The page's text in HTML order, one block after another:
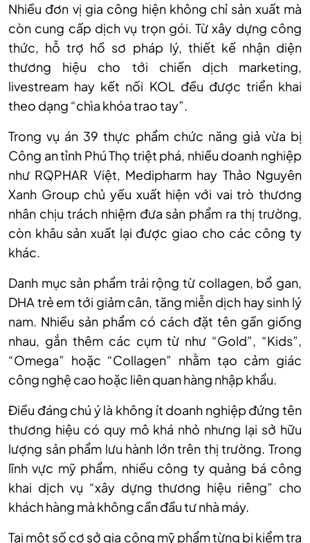
Nhiều đơn vị gia công hiện không chỉ sản xuất mà
còn cung cấp dịch vụ trọn gói. Từ xây dựng công
thức, hỗ trợ hồ sơ pháp lý, thiết kế nhận diện
thương hiệu cho tới chiến dịch marketing,
livestream hay kết nối KOL đều được triển khai
theo dạng “chìa khóa trao tay”.
Trong vụ án 39 thực phẩm chức năng giả vừa bị
Công an tỉnh Phú Thọ triệt phá, nhiều doanh nghiệp
như RQPHAR Việt, Medipharm hay Thảo Nguyên
Xanh Group chủ yếu xuất hiện với vai trò thương
nhân chịu trách nhiệm đưa sản phẩm ra thị trường,
còn khâu sản xuất lại được giao cho các công ty
khác.
Danh mục sản phẩm trải rộng từ collagen, bổ gan,
DHA trẻ em tới giảm cân, tăng miễn dịch hay sinh lý
nam. Nhiều sản phẩm có cách đặt tên gần giống
nhau, gắn thêm các cụm từ như “Gold”, “Kids”,
“Omega” hoặc “Collagen” nhằm tạo cảm giác
công nghệ cao hoặc liên quan hàng nhập khẩu.
Điều đáng chú ý là không ít doanh nghiệp đứng tên
thương hiệu có quy mô khá nhỏ nhưng lại sở hữu
lượng sản phẩm lưu hành lớn trên thị trường. Trong
lĩnh vực mỹ phẩm, nhiều công ty quảng bá công
khai dịch vụ “xây dựng thương hiệu riêng” cho
khách hàng mà không cần đầu tư nhà máy.
Tại một số cơ sở gia công mỹ phẩm từng bị kiểm tra